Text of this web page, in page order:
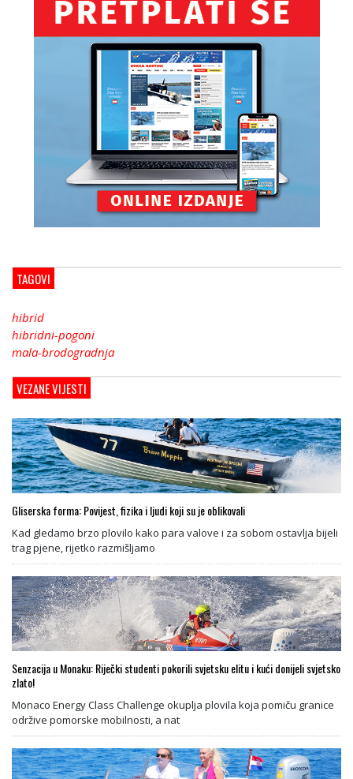
TAGOVI
hibrid
hibridni-pogoni
mala-brodogradnja
VEZANE VIJESTI
Gliserska forma: Povijest, fizika i ljudi koji su je oblikovali
Kad gledamo brzo plovilo kako para valove i za sobom ostavlja bijeli
trag pjene, rijetko razmišljamo
Senzacija u Monaku: Riječki studenti pokorili svjetsku elitu i kući donijeli svjetsko
zlato!
Monaco Energy Class Challenge okuplja plovila koja pomiču granice
održive pomorske mobilnosti, a nat